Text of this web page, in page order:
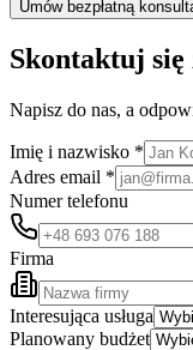
Umów bezpłatną
Skontaktuj się
Napisz do nas, a
Imię i nazwisko *
Adres email *
Numer telefonu
Firma
Interesująca usługa
Planowany budżet